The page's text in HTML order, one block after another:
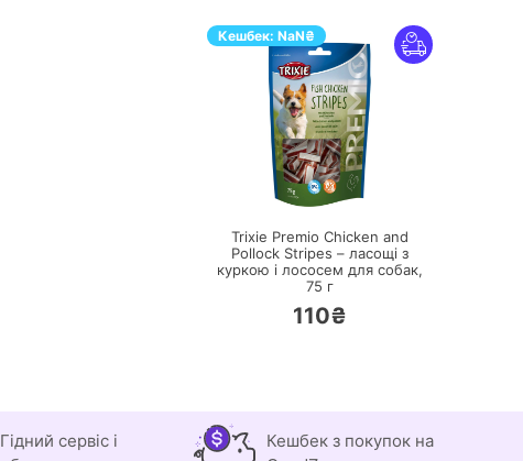
Кешбек: NaN₴
ПЕРЕЙТИ
Trixie Premio Chicken and
Pollock Stripes – ласощі з
куркою і лососем для собак,
75 г
110₴
Гідний сервіс і
Кешбек з покупок на